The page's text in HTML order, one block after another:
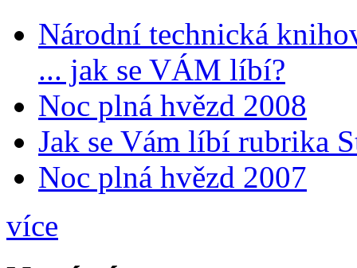
Národní technická
... jak se VÁM líbí?
Noc plná hvězd 2008
Jak se Vám líbí rubrika
Noc plná hvězd 2007
více